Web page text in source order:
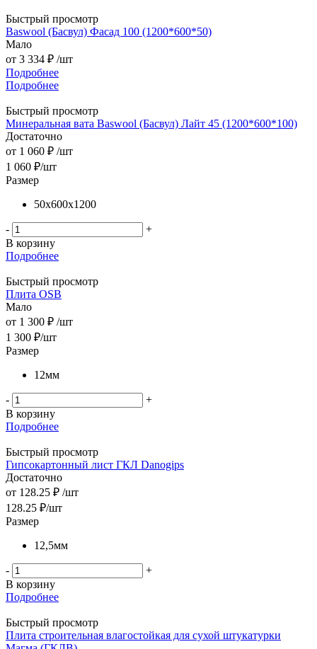
Быстрый просмотр
Baswool (Басвул) Фасад 100 (1200*600*50)
Мало
от 3 334 ₽ /шт
Подробнее
Подробнее
Быстрый просмотр
Минеральная вата Baswool (Басвул) Лайт 45 (1200*600*100)
Достаточно
от 1 060 ₽ /шт
1 060 ₽/шт
Размер
50х600х1200
-
+
В корзину
Подробнее
Быстрый просмотр
Плита OSB
Мало
от 1 300 ₽ /шт
1 300 ₽/шт
Размер
12мм
-
+
В корзину
Подробнее
Быстрый просмотр
Гипсокартонный лист ГКЛ Danogips
Достаточно
от 128.25 ₽ /шт
128.25 ₽/шт
Размер
12,5мм
-
+
В корзину
Подробнее
Быстрый просмотр
Плита строительная влагостойкая для сухой штукатурки